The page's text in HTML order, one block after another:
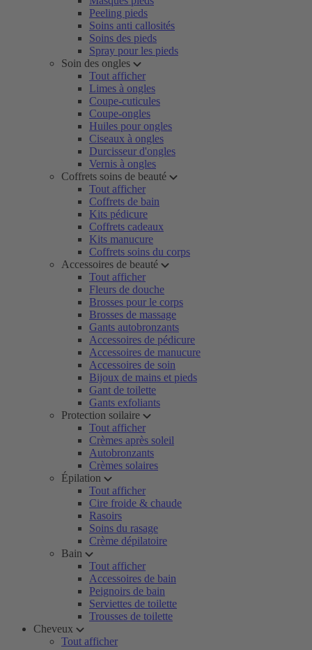
Peeling pieds
Soins anti callosités
Soins des pieds
Spray pour les pieds
Soin des ongles
Tout afficher
Limes à ongles
Coupe-cuticules
Coupe-ongles
Huiles pour ongles
Ciseaux à ongles
Durcisseur d'ongles
Vernis à ongles
Coffrets soins de beauté
Tout afficher
Coffrets de bain
Kits pédicure
Coffrets cadeaux
Kits manucure
Coffrets soins du corps
Accessoires de beauté
Tout afficher
Fleurs de douche
Brosses pour le corps
Brosses de massage
Gants autobronzants
Accessoires de pédicure
Accessoires de manucure
Accessoires de soin
Bijoux de mains et pieds
Gant de toilette
Gants exfoliants
Protection soilaire
Tout afficher
Crèmes après soleil
Autobronzants
Crèmes solaires
Épilation
Tout afficher
Cire froide & chaude
Rasoirs
Soins du rasage
Crème dépilatoire
Bain
Tout afficher
Accessoires de bain
Peignoirs de bain
Serviettes de toilette
Trousses de toilette
Cheveux
Tout afficher